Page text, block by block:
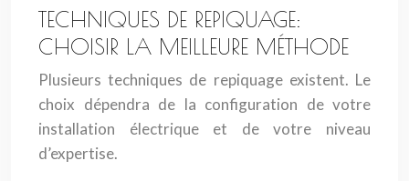
TECHNIQUES DE REPIQUAGE:
CHOISIR LA MEILLEURE MÉTHODE
Plusieurs techniques de repiquage existent. Le
choix dépendra de la configuration de votre
installation électrique et de votre niveau
d’expertise.